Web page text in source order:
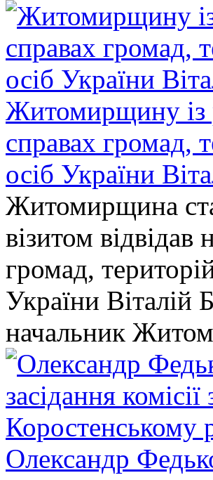
Житомирщину із
справах громад,
осіб України
Житомирщина
візитом
громад,
України Віталій
начальник
Олександр